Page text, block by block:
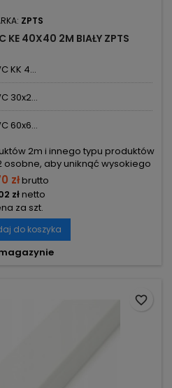
ZPTS
KE 40X40 2M BIAŁY ZPTS
KK 4...
30x2...
60x6...
2m i innego typu produktów
aby uniknąć wysokiego
produkty 2m i osobno inne
złbrutto
złnetto
za szt.
do koszyka
favorite_border